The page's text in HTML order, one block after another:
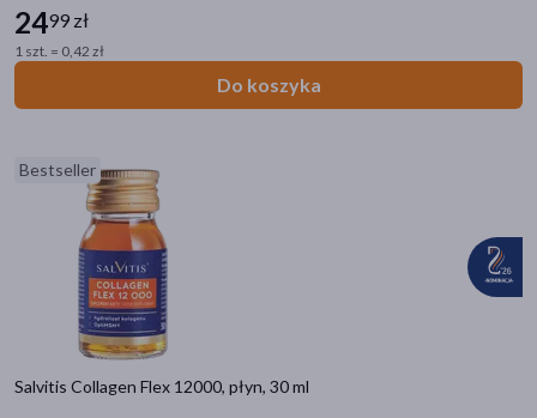
Hit
2499 zł
1 szt. = 0,42 zł
Do koszyka
Bestseller
Salvitis Collagen Flex 12000, płyn, 30 ml